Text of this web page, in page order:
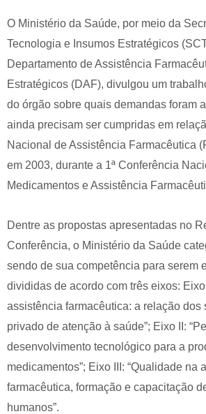
O Ministério da Saúde, por meio da
Tecnologia e Insumos Estratégicos
Departamento de Assistência
Estratégicos (DAF), divulgou um
do órgão sobre quais demandas foram
ainda precisam ser cumpridas em
Nacional de Assistência Farmacêutica
em 2003, durante a 1ª Conferência
Medicamentos e Assistência
Dentre as propostas apresentadas no
Conferência, o Ministério da Saúde
sendo de sua competência para serem
divididas de acordo com três eixos: Eixo
assistência farmacêutica: a relação dos
privado de atenção à saúde”; Eixo II:
desenvolvimento tecnológico para a
medicamentos”; Eixo III: “Qualidade na
farmacêutica, formação e capacitação
humanos”.